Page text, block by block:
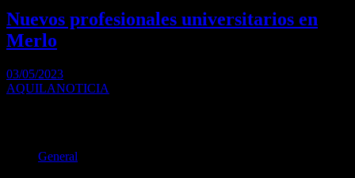
Nuevos profesionales universitarios en
Merlo
03/05/2023
AQUILANOTICIA
General